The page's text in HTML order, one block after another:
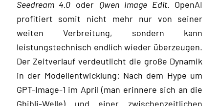
Seedream 4.0 oder Qwen Image Edit. OpenAI
profitiert somit nicht mehr nur von seiner
weiten Verbreitung, sondern kann
leistungstechnisch endlich wieder überzeugen.
Der Zeitverlauf verdeutlicht die große Dynamik
in der Modellentwicklung: Nach dem Hype um
GPT-Image-1 im April (man erinnere sich an die
Ghibli-Welle) und einer zwischenzeitlichen